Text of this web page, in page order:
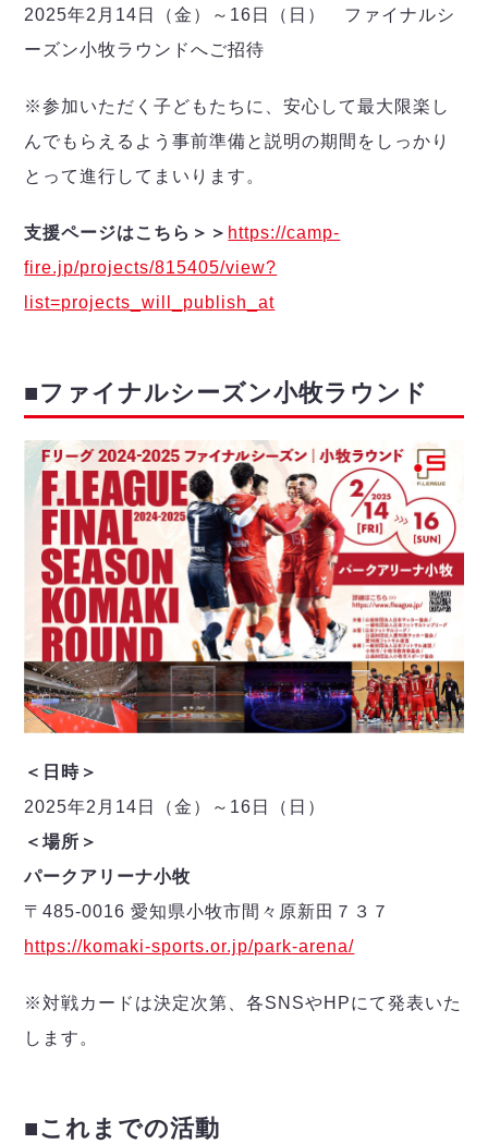
2025年2月14日（金）～16日（日） ファイナルシ
ーズン小牧ラウンドへご招待
※参加いただく子どもたちに、安心して最大限楽し
んでもらえるよう事前準備と説明の期間をしっかり
とって進行してまいります。
支援ページはこちら＞＞ https://camp-
fire.jp/projects/815405/view?
list=projects_will_publish_at
■ファイナルシーズン小牧ラウンド
＜日時＞
2025年2月14日（金）～16日（日）
＜場所＞
パークアリーナ小牧
〒485-0016 愛知県小牧市間々原新田７３７
https://komaki-sports.or.jp/park-arena/
※対戦カードは決定次第、各SNSやHPにて発表いた
します。
■これまでの活動